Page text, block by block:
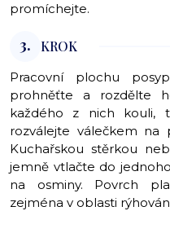
promíchejte.
3. KROK
Pracovní plochu
prohněťte a rozdělte
každého z nich kouli,
rozválejte válečkem
Kuchařskou stěrkou
jemně vtlačte do
na osminy. Povrch
zejména v oblasti